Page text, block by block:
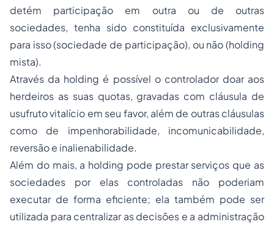
detém participação em outra ou de outras
sociedades, tenha sido constituída exclusivamente
para isso (sociedade de participação), ou não (holding
mista).
Através da holding é possível o controlador doar aos
herdeiros as suas quotas, gravadas com cláusula de
usufruto vitalício em seu favor, além de outras cláusulas
como de impenhorabilidade, incomunicabilidade,
reversão e inalienabilidade.
Além do mais, a holding pode prestar serviços que as
sociedades por elas controladas não poderiam
executar de forma eficiente; ela também pode ser
utilizada para centralizar as decisões e a administração